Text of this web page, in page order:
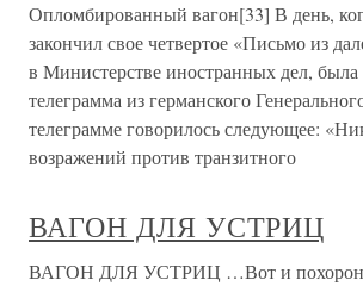
Опломбированный вагон[33] В день,
закончил свое четвертое «Письмо из
в Министерстве иностранных дел, была
телеграмма из германского
телеграмме говорилось следующее:
возражений против транзитного
ВАГОН ДЛЯ УСТРИЦ
ВАГОН ДЛЯ УСТРИЦ …Вот и